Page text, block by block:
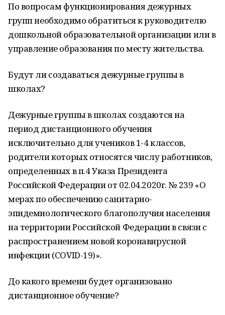
По вопросам функционирования дежурных
групп необходимо обратиться к руководителю
дошкольной образовательной организации или в
управление образования по месту жительства.
Будут ли создаваться дежурные группы в
школах?
Дежурные группы в школах создаются на
период дистанционного обучения
исключительно для учеников 1-4 классов,
родители которых относятся числу работников,
определенных в п.4 Указа Президента
Российской Федерации от 02.04.2020г. № 239 «О
мерах по обеспечению санитарно-
эпидемиологического благополучия населения
на территории Российской Федерации в связи с
распространением новой коронавирусной
инфекции (COVID-19)».
До какого времени будет организовано
дистанционное обучение?